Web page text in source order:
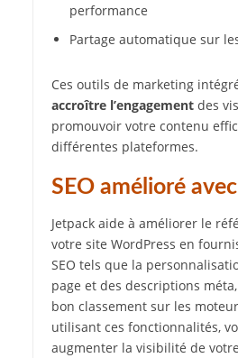
performance
Partage automatique sur
Ces outils de marketing
accroître l’engagementdes
promouvoir votre contenu
différentes plateformes.
SEO amélioré
Jetpack aide à améliorer le
votre site WordPress en
SEO tels que la
page et des descriptions
bon classement sur les
utilisant ces fonctionnalités,
augmenter la visibilité de